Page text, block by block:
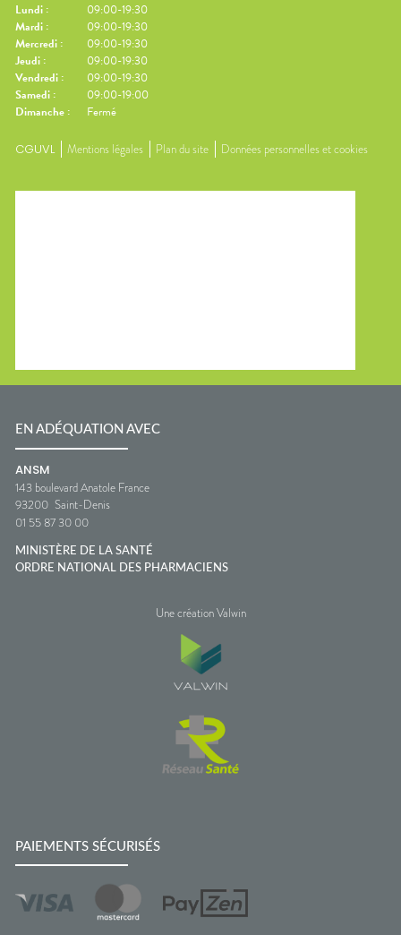
Lundi :
09:00-19:30
Mardi :
09:00-19:30
Mercredi :
09:00-19:30
Jeudi :
09:00-19:30
Vendredi :
09:00-19:30
Samedi :
09:00-19:00
Dimanche : Fermé
CGUVL Mentions légales Plan du site Données personnelles et cookies
EN ADÉQUATION AVEC
ANSM
143 boulevard Anatole France
93200 Saint-Denis
01 55 87 30 00
MINISTÈRE DE LA SANTÉ
ORDRE NATIONAL DES PHARMACIENS
Une création Valwin
PAIEMENTS SÉCURISÉS